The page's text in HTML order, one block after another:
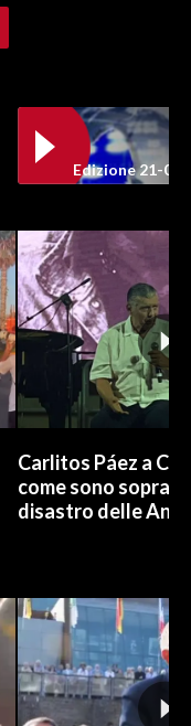
Edizione 21-05-
Carlitos Páez a
come sono
disastro delle